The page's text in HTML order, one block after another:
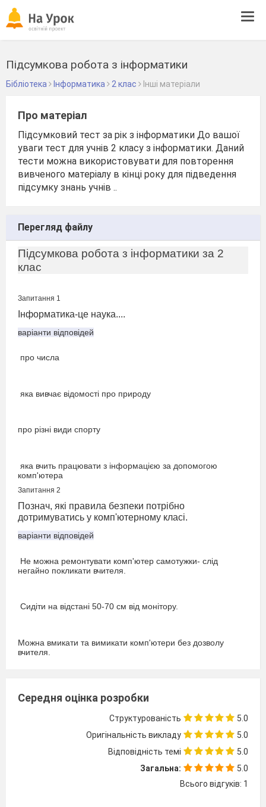
Підсумкова робота з інформатики
Бібліотека Інформатика 2 клас Інші матеріали
Про матеріал
Підсумковий тест за рік з інформатики До вашої
уваги тест для учнів 2 класу з інформатики. Даний
тести можна використовувати для повторення
вивченого матеріалу в кінці року для підведення
підсумку знань учнів ..
Перегляд файлу
Підсумкова робота з інформатики за 2
клас
Запитання 1
Інформатика-це наука....
варіанти відповідей
про числа
яка вивчає відомості про природу
про різні види спорту
яка вчить працювати з інформацією за допомогою
комп'ютера
Запитання 2
Познач, які правила безпеки потрібно
дотримуватись у комп'ютерному класі.
варіанти відповідей
Не можна ремонтувати комп'ютер самотужки- слід
негайно покликати вчителя.
Сидіти на відстані 50-70 см від монітору.
Можна вмикати та вимикати комп'ютери без дозволу
вчителя.
тисніть на клавіші, не допускаючи різких ударів .
Працювати за комп'ютером можна скільки хочеш.
Середня оцінка розробки
Структурованість
5.0
Оригінальність викладу
5.0
Відповідність темі
5.0
Загальна:
5.0
Всього відгуків: 1